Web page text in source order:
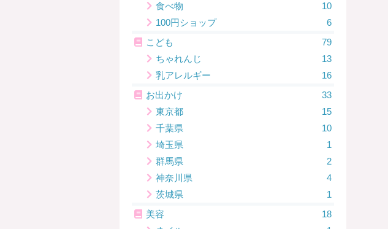
食べ物
10
100円ショップ
6
こども
79
ちゃれんじ
13
乳アレルギー
16
お出かけ
33
東京都
15
千葉県
10
埼玉県
1
群馬県
2
神奈川県
4
茨城県
1
美容
18